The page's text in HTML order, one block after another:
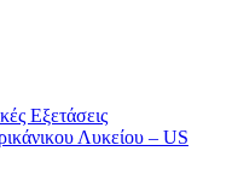
Εξετάσεις
Λυκείου – US